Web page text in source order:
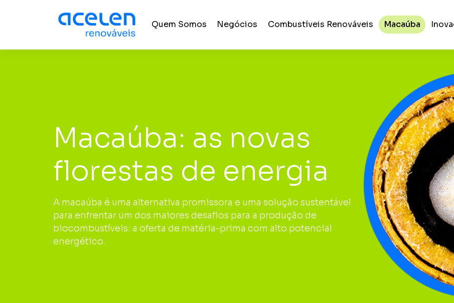
Quem Somos Negócios Combustíveis Renováveis Macaúba
Macaúba: as novas
florestas de energia
A macaúba é uma alternativa promissora e uma solução sustentável
para enfrentar um dos maiores desafios para a produção de
biocombustíveis: a oferta de matéria-prima com alto potencial
energético.